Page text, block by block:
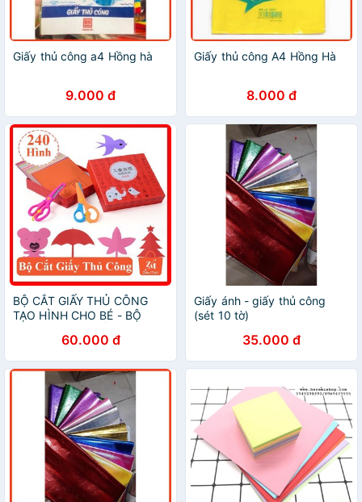
Giấy thủ công a4 Hồng hà
9.000 đ
Giấy thủ công A4 Hồng Hà
8.000 đ
BỘ CẮT GIẤY THỦ CÔNG
TẠO HÌNH CHO BÉ - BỘ
AN TOÀN60.000 đ
Giấy ánh - giấy thủ công
(sét 10 tờ)
35.000 đ